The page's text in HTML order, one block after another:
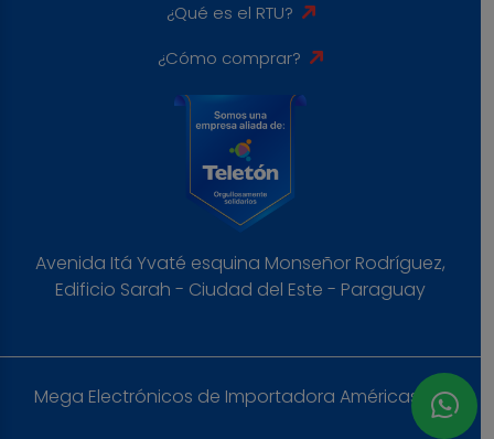
¿Qué es el RTU?
¿Cómo comprar?
Avenida Itá Yvaté esquina Monseñor Rodríguez,
Edificio Sarah - Ciudad del Este - Paraguay
Mega Electrónicos de Importadora Américas S.A